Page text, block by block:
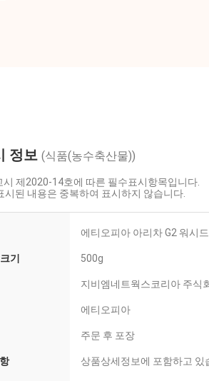
정보 (식품(농수축산물))
제2020-14호에 따른 필수표시항목입니다.
시된 내용은 중복하여 표시하지 않습니다.
에티오피아 아리차 G2 워시
기 500g
지비엠네트웍스코리아 주식
에티오피아
주문 후 포장
상품상세정보에 포함하고 있